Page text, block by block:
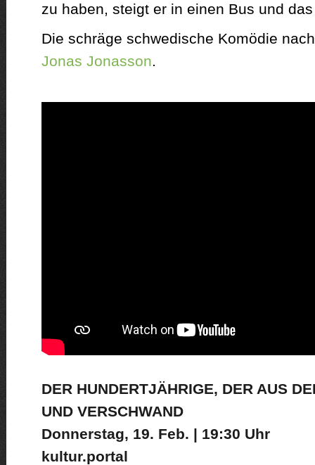
zu haben, steigt er in einen Bus und
Die schräge schwedische Komödie
Jonas Jonasson.
DER HUNDERTJÄHRIGE, DER AUS
UND VERSCHWAND
Donnerstag, 19. Feb. | 19:30 Uhr
kultur.portal